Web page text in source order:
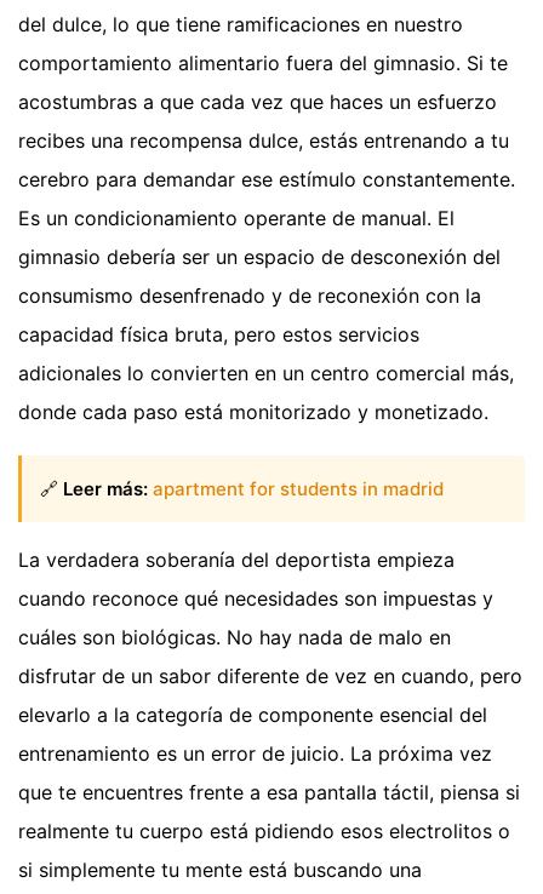
del dulce, lo que tiene ramificaciones en nuestro
comportamiento alimentario fuera del gimnasio. Si te
acostumbras a que cada vez que haces un esfuerzo
recibes una recompensa dulce, estás entrenando a tu
cerebro para demandar ese estímulo constantemente.
Es un condicionamiento operante de manual. El
gimnasio debería ser un espacio de desconexión del
consumismo desenfrenado y de reconexión con la
capacidad física bruta, pero estos servicios
adicionales lo convierten en un centro comercial más,
donde cada paso está monitorizado y monetizado.
🔗 Leer más: apartment for students in madrid
La verdadera soberanía del deportista empieza
cuando reconoce qué necesidades son impuestas y
cuáles son biológicas. No hay nada de malo en
disfrutar de un sabor diferente de vez en cuando, pero
elevarlo a la categoría de componente esencial del
entrenamiento es un error de juicio. La próxima vez
que te encuentres frente a esa pantalla táctil, piensa si
realmente tu cuerpo está pidiendo esos electrolitos o
si simplemente tu mente está buscando una